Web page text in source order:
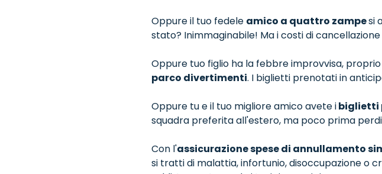
Oppure il tuo fedele amico a quattro zampesi
stato? Inimmaginabile! Ma i costi di
Oppure tuo figlio ha la febbre improvvisa,
parco divertimenti. I biglietti prenotati in
Oppure tu e il tuo migliore amico avete ibiglietti
squadra preferita all'estero, ma poco prima
Con l'assicurazione spese di annullamento
si tratti di malattia, infortunio, disoccupazione o